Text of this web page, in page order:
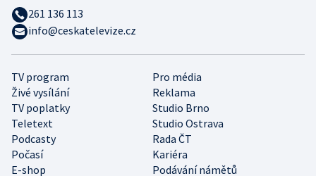
TV program
Pro média
Živé vysílání
Reklama
TV poplatky
Studio Brno
Teletext
Studio Ostrava
Podcasty
Rada ČT
Počasí
Kariéra
E-shop
Podávání námětů
261 136 113
info@ceskatelevize.cz